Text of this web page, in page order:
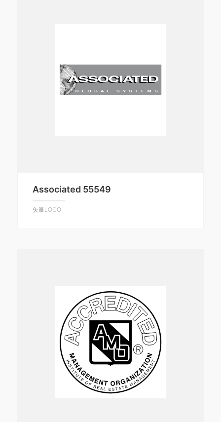
Associated 55549
矢量LOGO